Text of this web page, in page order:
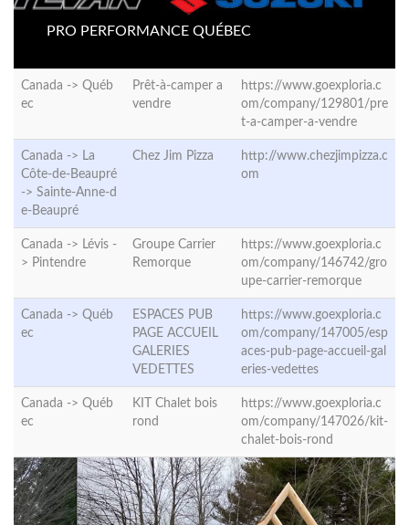
PRO PERFORMANCE QUÉBEC
Canada -> Québ
ec
Prêt-à-camper a
vendre
https://www.goexploria.c
om/company/129801/pre
t-a-camper-a-vendre
Canada -> La
Côte-de-Beaupré
-> Sainte-Anne-d
e-Beaupré
Chez Jim Pizza
http://www.chezjimpizza.c
om
Canada -> Lévis -
> Pintendre
Groupe Carrier
Remorque
https://www.goexploria.c
om/company/146742/gro
upe-carrier-remorque
Canada -> Québ
ec
ESPACES PUB
PAGE ACCUEIL
GALERIES
VEDETTES
https://www.goexploria.c
om/company/147005/esp
aces-pub-page-accueil-gal
eries-vedettes
Canada -> Québ
ec
KIT Chalet bois
rond
https://www.goexploria.c
om/company/147026/kit-
chalet-bois-rond